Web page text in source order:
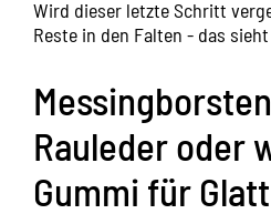
Wird dieser letzte Schritt
Reste in den Falten - das
Rauleder oder
Gummi für